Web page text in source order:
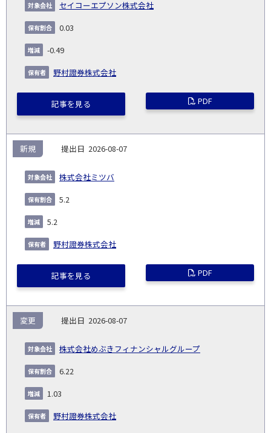
NO.
務
発
生
日
出
コー
象
業
セイコーエプソン株式会社
0.03
-0.49
野村證券株式会社
記事を見る PDF
2026-08-07
株式会社ミツバ
新規
5.2
5.2
野村證券株式会社
記事を見る PDF
2026-08-07
株式会社めぶきフィナンシャルグループ
変更
6.22
1.03
野村證券株式会社